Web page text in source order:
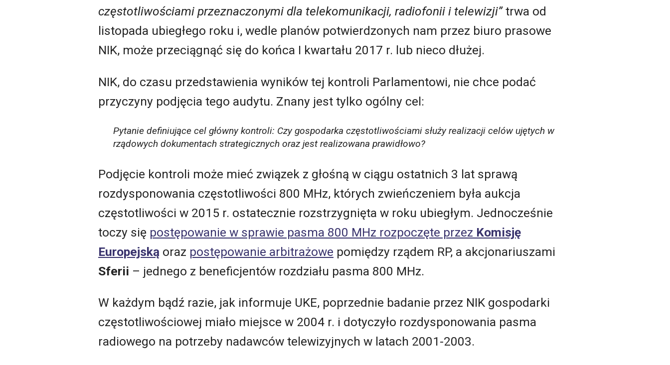
częstotliwościami przeznaczonymi dla telekomunikacji, radiofonii i telewizji”trwa od
listopada ubiegłego roku i, wedle planów potwierdzonych nam przez biuro prasowe
NIK, może przeciągnąć się do końca I kwartału 2017 r. lub nieco dłużej.
NIK, do czasu przedstawienia wyników tej kontroli Parlamentowi, nie chce podać
przyczyny podjęcia tego audytu. Znany jest tylko ogólny cel:
Pytanie definiujące cel główny kontroli: Czy gospodarka częstotliwościami służy realizacji celów ujętych w
rządowych dokumentach strategicznych oraz jest realizowana prawidłowo?
Podjęcie kontroli może mieć związek z głośną w ciągu ostatnich 3 lat sprawą
rozdysponowania częstotliwości 800 MHz, których zwieńczeniem była aukcja
częstotliwości w 2015 r. ostatecznie rozstrzygnięta w roku ubiegłym. Jednocześnie
toczy się postępowanie w sprawie pasma 800 MHz rozpoczęte przez Komisję
Europejską oraz postępowanie arbitrażowe pomiędzy rządem RP, a akcjonariuszami
Sferii – jednego z beneficjentów rozdziału pasma 800 MHz.
W każdym bądź razie, jak informuje UKE, poprzednie badanie przez NIK gospodarki
częstotliwościowej miało miejsce w 2004 r. i dotyczyło rozdysponowania pasma
radiowego na potrzeby nadawców telewizyjnych w latach 2001-2003.